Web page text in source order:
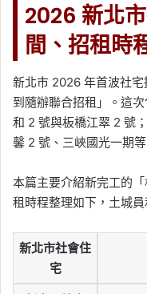
2026 新北
間、招租時
新北市 2026 年首波社宅
到隨辦聯合招租」。這
和 2 號與板橋江翠 2 號
馨 2 號、三峽國光一期
本篇主要介紹新完工的
租時程整理如下，土城
新北市社會住
宅